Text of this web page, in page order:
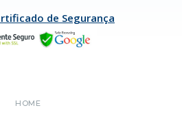
de Segurança
HOME